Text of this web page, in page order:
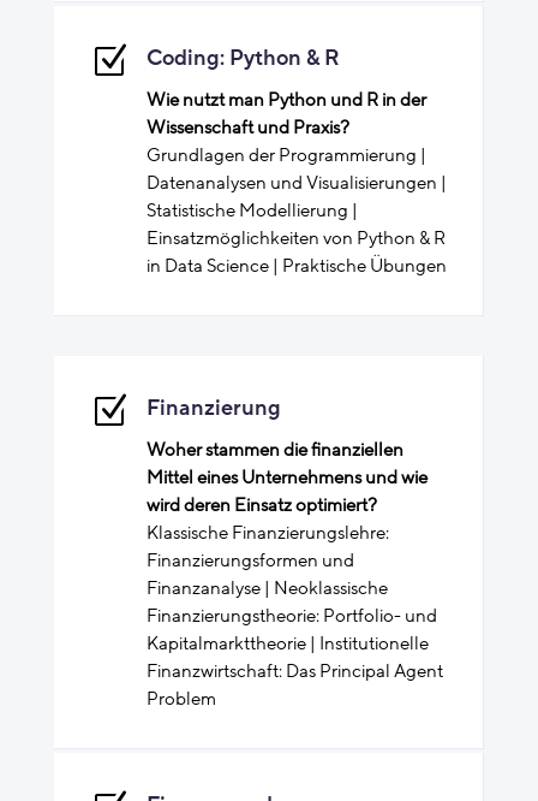
Z Coding: Python & R
Wie nutzt man Python und R in der
Wissenschaft und Praxis?
Grundlagen der Programmierung |
Datenanalysen und Visualisierungen |
Statistische Modellierung |
Einsatzmöglichkeiten von Python & R
in Data Science | Praktische Übungen
Z Finanzierung
Woher stammen die finanziellen
Mittel eines Unternehmens und wie
wird deren Einsatz optimiert?
Klassische Finanzierungslehre:
Finanzierungsformen und
Finanzanalyse | Neoklassische
Finanzierungstheorie: Portfolio- und
Kapitalmarkttheorie | Institutionelle
Finanzwirtschaft: Das Principal Agent
Problem